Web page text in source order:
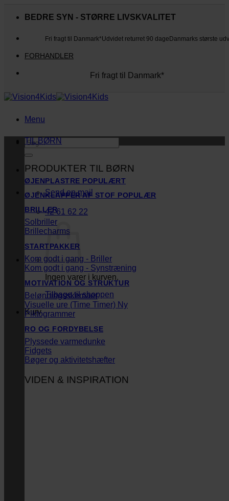
BEDRE SYN - STØRRE LIVSKVALITET
Fri fragt til Danmark*Udvidet returret 90 dage Danmarks største
FORHANDLER
Fri fragt til Danmark*
Menu
Søg
efter:
Send en mail
42 61 62 22
Ingen varer i kurven.
Tilbage til shoppen
Kurv
TIL BØRN
PRODUKTER TIL BØRN
ØJENPLASTRE
ØJENKLAPPER AF STOF
BRILLER
Solbriller
Brillecharms
STARTPAKKER
Kom godt i gang - Briller
Kom godt i gang - Synstræning
MOTIVATION OG STRUKTUR
Belønningsskemaer
Visuelle ure (Time Timer)
Piktogrammer
RO OG FORDYBELSE
Plyssede varmedunke
Fidgets
Bøger og aktivitetshæfter
VIDEN & INSPIRATION